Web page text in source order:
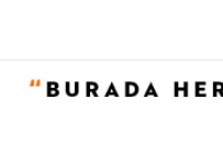
şekilde dağıtan gövde
dengeli pişmesine